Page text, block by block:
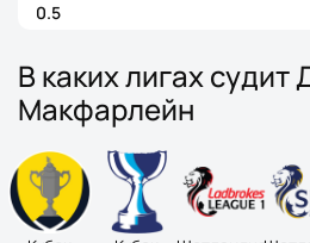
0.5
В каких лигах судит
Макфарлейн